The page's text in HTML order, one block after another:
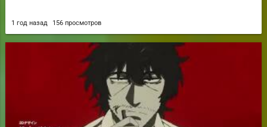
1 год назад 156 просмотров